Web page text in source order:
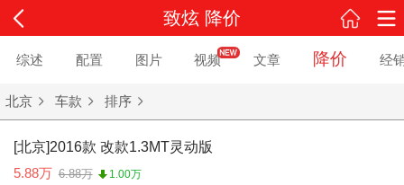
致炫 降价
综述 配置 图片 视频 文章 降价 经
北京 车款 排序
[北京]2016款 改款1.3MT灵动版
5.88万 6.88万
1.00万